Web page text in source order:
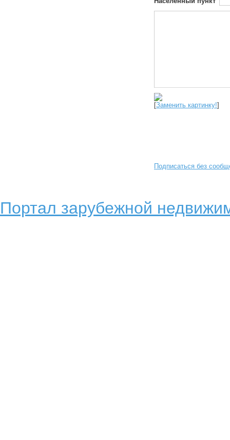
[Заменить картинку!]
Подписаться без
Портал зарубежной